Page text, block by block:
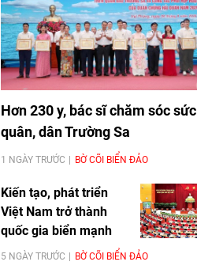
Hơn 230 y, bác sĩ chăm sóc
quân, dân Trường Sa
1 NGÀY TRƯỚC BỜ CÕI BIỂN ĐẢO
Kiến tạo, phát triển
Việt Nam trở thành
quốc gia biển mạnh
5 NGÀY TRƯỚC BỜ CÕI BIỂN ĐẢO